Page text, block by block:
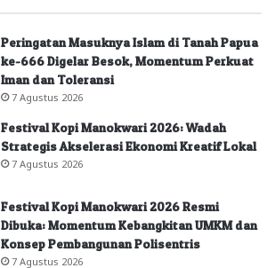
Peringatan Masuknya Islam di Tanah Papua
ke-666 Digelar Besok, Momentum Perkuat
Iman dan Toleransi
7 Agustus 2026
Festival Kopi Manokwari 2026: Wadah
Strategis Akselerasi Ekonomi Kreatif Lokal
7 Agustus 2026
Festival Kopi Manokwari 2026 Resmi
Dibuka: Momentum Kebangkitan UMKM dan
Konsep Pembangunan Polisentris
7 Agustus 2026